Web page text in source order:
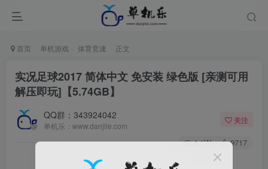
首页 单机游戏 体育竞速 正文
实况足球2017 简体中文 免安装 绿色版 [亲测可用
解压即玩]【5.74GB】
QQ群：343924042
单机乐：www.danjile.com
关注
4.1W+ 9717